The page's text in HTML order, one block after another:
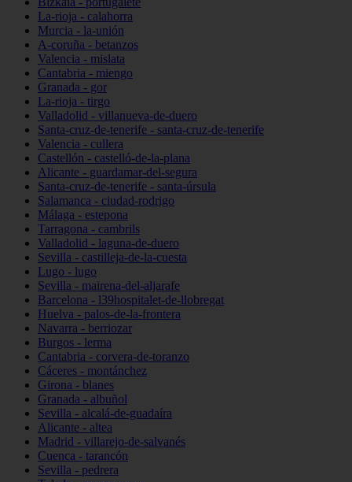
La-rioja - calahorra
Murcia - la-unión
A-coruña - betanzos
Valencia - mislata
Cantabria - miengo
Granada - gor
La-rioja - tirgo
Valladolid - villanueva-de-duero
Santa-cruz-de-tenerife - santa-cruz-de-tenerife
Valencia - cullera
Castellón - castelló-de-la-plana
Alicante - guardamar-del-segura
Santa-cruz-de-tenerife - santa-úrsula
Salamanca - ciudad-rodrigo
Málaga - estepona
Tarragona - cambrils
Valladolid - laguna-de-duero
Sevilla - castilleja-de-la-cuesta
Lugo - lugo
Sevilla - mairena-del-aljarafe
Barcelona - l39hospitalet-de-llobregat
Huelva - palos-de-la-frontera
Navarra - berriozar
Burgos - lerma
Cantabria - corvera-de-toranzo
Cáceres - montánchez
Girona - blanes
Granada - albuñol
Sevilla - alcalá-de-guadaíra
Alicante - altea
Madrid - villarejo-de-salvanés
Cuenca - tarancón
Sevilla - pedrera